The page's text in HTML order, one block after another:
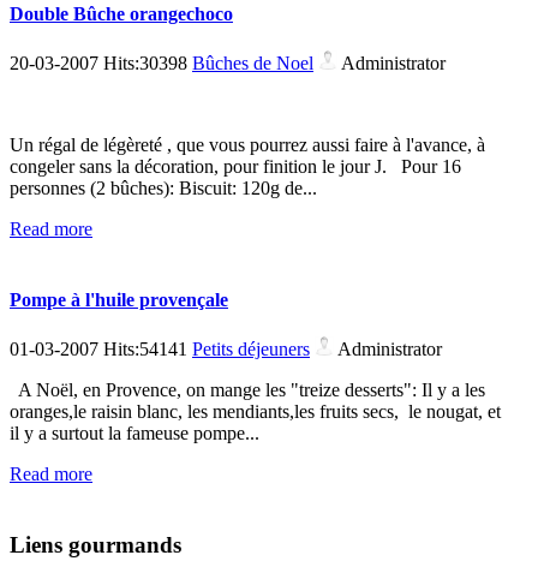
Double Bûche orangechoco
20-03-2007 Hits:30398 Bûches de Noel Administrator
Un régal de légèreté , que vous pourrez aussi faire à l'avance, à
congeler sans la décoration, pour finition le jour J. Pour 16
personnes (2 bûches): Biscuit: 120g de...
Read more
Pompe à l'huile provençale
01-03-2007 Hits:54141 Petits déjeuners
Administrator
A Noël, en Provence, on mange les "treize desserts": Il y a les
oranges,le raisin blanc, les mendiants,les fruits secs, le nougat, et
il y a surtout la fameuse pompe...
Read more
Liens gourmands